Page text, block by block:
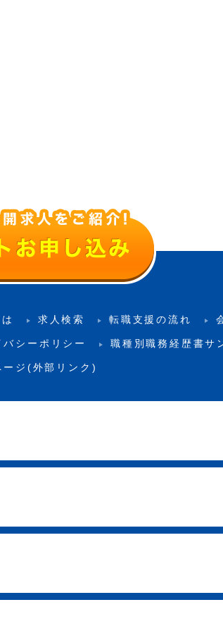
求人検索 転職支援の流れ
バシーポリシー 職種別職務経歴書サ
ージ(外部リンク)